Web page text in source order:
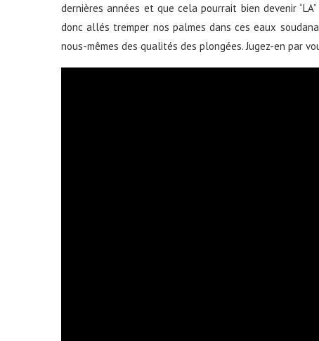
dernières années et que cela pourrait bien devenir
donc allés tremper nos palmes dans ces eaux
nous-mêmes des qualités des plongées. Jugez-en par